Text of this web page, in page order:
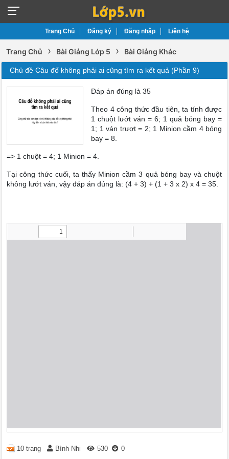
Trang Chủ Đăng ký Đăng nhập Liên hệ
Trang Chủ › Bài Giảng Lớp 5 › Bài Giảng Khác
Chủ đề Câu đố không phải ai cũng tìm ra kết quả (Phần 9)
Đáp án đúng là 35
Theo 4 công thức đầu tiên, ta tính được
1 chuột lướt ván = 6; 1 quả bóng bay =
1; 1 ván trượt = 2; 1 Minion cầm 4 bóng
bay = 8.
=> 1 chuột = 4; 1 Minion = 4.
Tại công thức cuối, ta thấy Minion cầm 3 quả bóng bay và chuột
không lướt ván, vậy đáp án đúng là: (4 + 3) + (1 + 3 x 2) x 4 = 35.
10 trang Bình Nhi 530 0